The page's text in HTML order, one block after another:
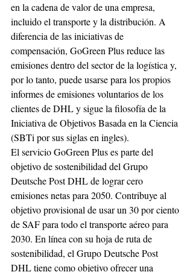
en la cadena de valor de una empresa,
incluido el transporte y la distribución. A
diferencia de las iniciativas de
compensación, GoGreen Plus reduce las
emisiones dentro del sector de la logística y,
por lo tanto, puede usarse para los propios
informes de emisiones voluntarios de los
clientes de DHL y sigue la filosofía de la
Iniciativa de Objetivos Basada en la Ciencia
(SBTi por sus siglas en ingles).
El servicio GoGreen Plus es parte del
objetivo de sostenibilidad del Grupo
Deutsche Post DHL de lograr cero
emisiones netas para 2050. Contribuye al
objetivo provisional de usar un 30 por ciento
de SAF para todo el transporte aéreo para
2030. En línea con su hoja de ruta de
sostenibilidad, el Grupo Deutsche Post
DHL tiene como objetivo ofrecer una